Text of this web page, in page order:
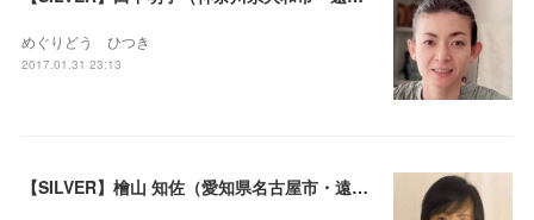
めぐりどう ひつき
2017.01.31 23:13
【SILVER】檜山 知佐（愛知県名古屋市・遠隔セラピー可）